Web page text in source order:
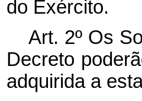
do Exército.
Art. 2º Os
Decreto
adquirida a